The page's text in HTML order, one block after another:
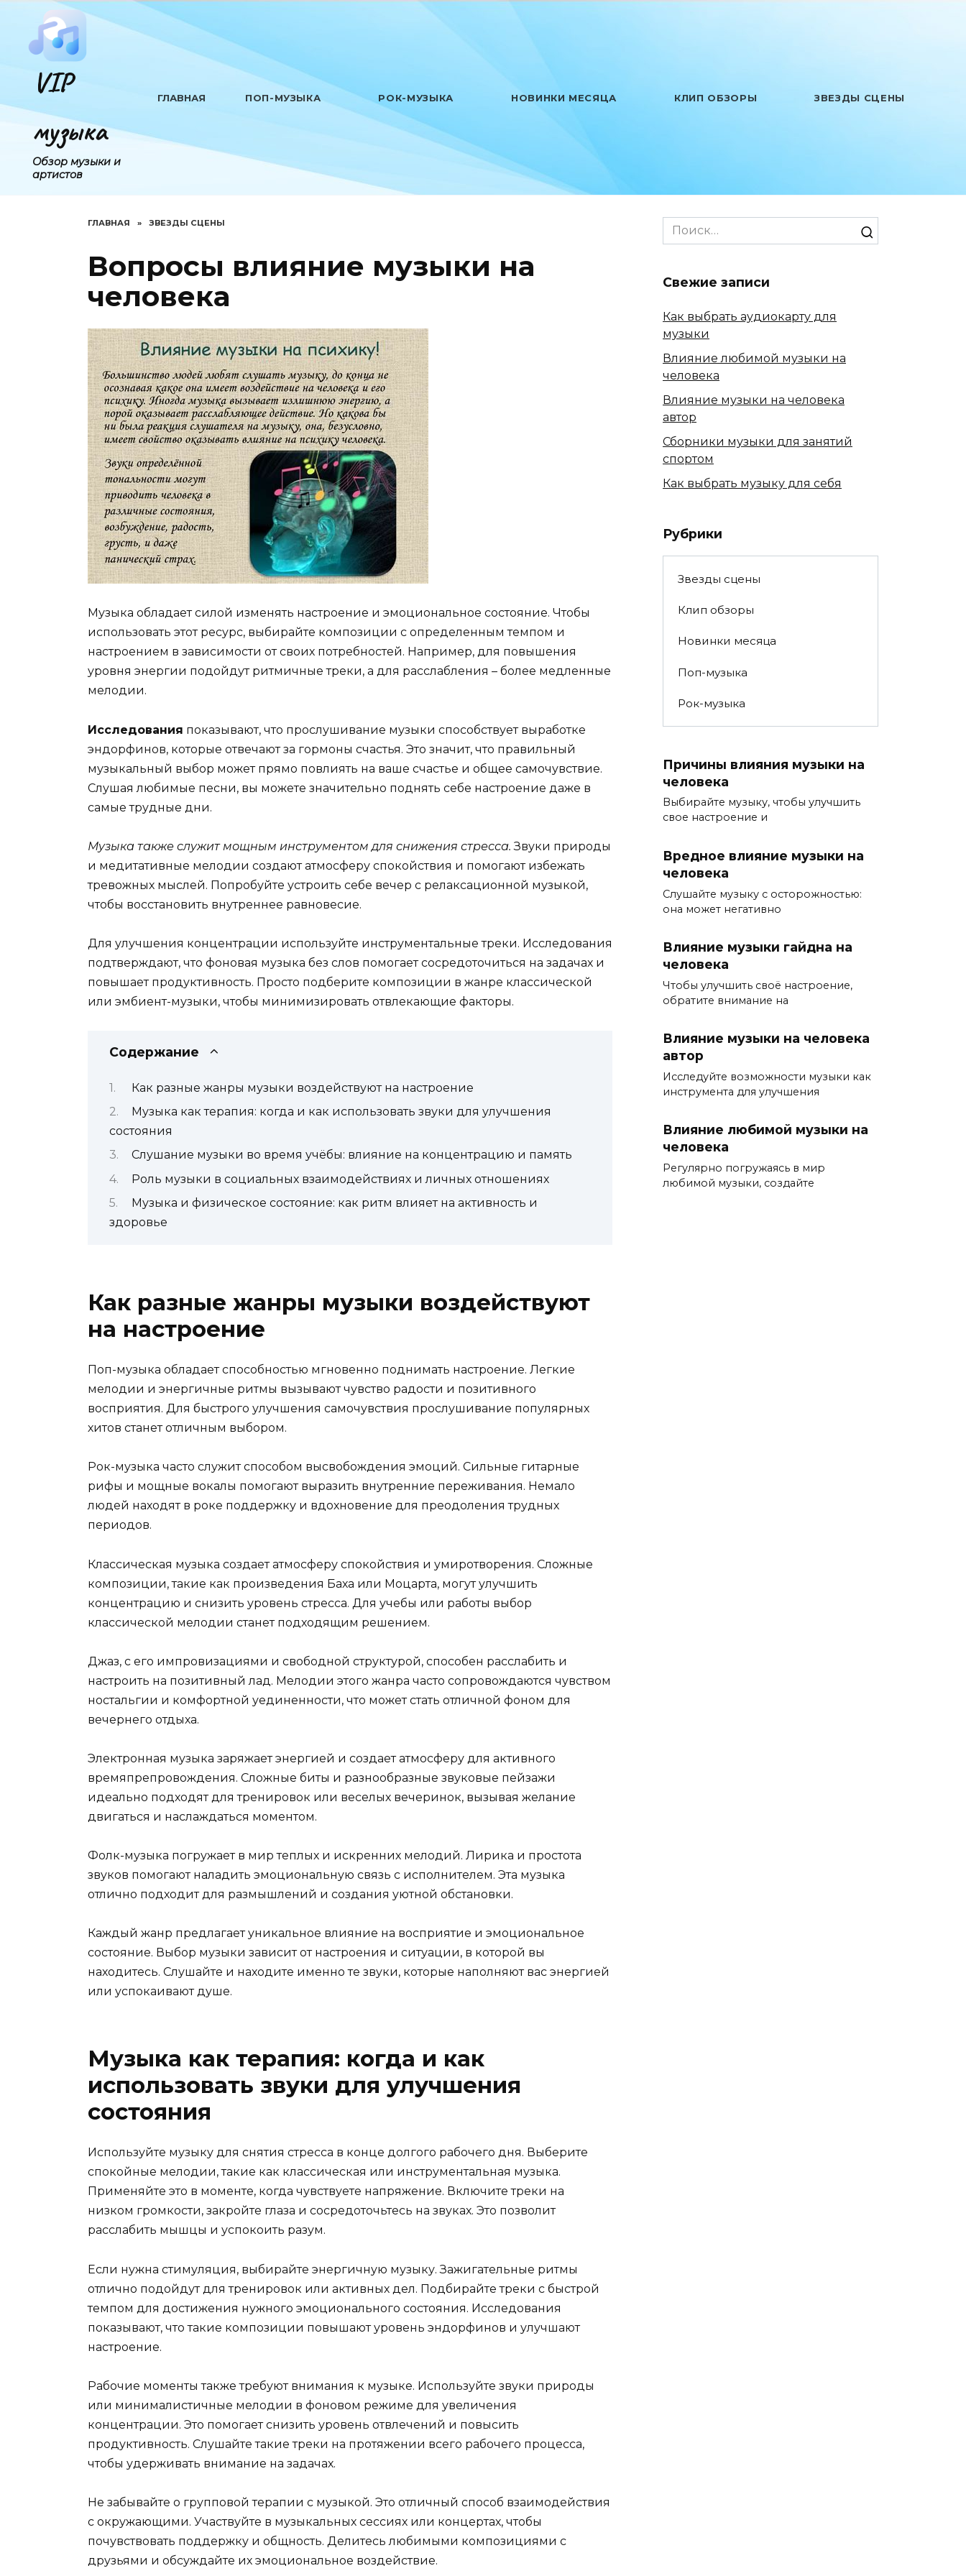
Перейти
содержанию
VIP
музыка
Обзор музыки и
артистов
ГЛАВНАЯ ПОП-МУЗЫКА РОК-МУЗЫКА НОВИНКИ МЕСЯЦА КЛИП ОБЗОРЫ ЗВЕЗДЫ СЦЕНЫ
ГЛАВНАЯ » ЗВЕЗДЫ СЦЕНЫ
Вопросы влияние музыки на
человека
Музыка обладает силой изменять настроение и эмоциональное состояние. Чтобы
использовать этот ресурс, выбирайте композиции с определенным темпом и
настроением в зависимости от своих потребностей. Например, для повышения
уровня энергии подойдут ритмичные треки, а для расслабления – более медленные
мелодии.
Исследования показывают, что прослушивание музыки способствует выработке
эндорфинов, которые отвечают за гормоны счастья. Это значит, что правильный
музыкальный выбор может прямо повлиять на ваше счастье и общее самочувствие.
Слушая любимые песни, вы можете значительно поднять себе настроение даже в
самые трудные дни.
Музыка также служит мощным инструментом для снижения стресса. Звуки природы
и медитативные мелодии создают атмосферу спокойствия и помогают избежать
тревожных мыслей. Попробуйте устроить себе вечер с релаксационной музыкой,
чтобы восстановить внутреннее равновесие.
Для улучшения концентрации используйте инструментальные треки. Исследования
подтверждают, что фоновая музыка без слов помогает сосредоточиться на задачах и
повышает продуктивность. Просто подберите композиции в жанре классической
или эмбиент-музыки, чтобы минимизировать отвлекающие факторы.
Содержание
Как разные жанры музыки воздействуют на настроение
Музыка как терапия: когда и как использовать звуки для улучшения
состояния
Слушание музыки во время учёбы: влияние на концентрацию и память
Роль музыки в социальных взаимодействиях и личных отношениях
Музыка и физическое состояние: как ритм влияет на активность и
здоровье
Как разные жанры музыки воздействуют
на настроение
Поп-музыка обладает способностью мгновенно поднимать настроение. Легкие
мелодии и энергичные ритмы вызывают чувство радости и позитивного
восприятия. Для быстрого улучшения самочувствия прослушивание популярных
хитов станет отличным выбором.
Рок-музыка часто служит способом высвобождения эмоций. Сильные гитарные
рифы и мощные вокалы помогают выразить внутренние переживания. Немало
людей находят в роке поддержку и вдохновение для преодоления трудных
периодов.
Классическая музыка создает атмосферу спокойствия и умиротворения. Сложные
композиции, такие как произведения Баха или Моцарта, могут улучшить
концентрацию и снизить уровень стресса. Для учебы или работы выбор
классической мелодии станет подходящим решением.
Джаз, с его импровизациями и свободной структурой, способен расслабить и
настроить на позитивный лад. Мелодии этого жанра часто сопровождаются чувством
ностальгии и комфортной уединенности, что может стать отличной фоном для
вечернего отдыха.
Электронная музыка заряжает энергией и создает атмосферу для активного
времяпрепровождения. Сложные биты и разнообразные звуковые пейзажи
идеально подходят для тренировок или веселых вечеринок, вызывая желание
двигаться и наслаждаться моментом.
Фолк-музыка погружает в мир теплых и искренних мелодий. Лирика и простота
звуков помогают наладить эмоциональную связь с исполнителем. Эта музыка
отлично подходит для размышлений и создания уютной обстановки.
Каждый жанр предлагает уникальное влияние на восприятие и эмоциональное
состояние. Выбор музыки зависит от настроения и ситуации, в которой вы
находитесь. Слушайте и находите именно те звуки, которые наполняют вас энергией
или успокаивают душе.
Музыка как терапия: когда и как
использовать звуки для улучшения
состояния
Используйте музыку для снятия стресса в конце долгого рабочего дня. Выберите
спокойные мелодии, такие как классическая или инструментальная музыка.
Применяйте это в моменте, когда чувствуете напряжение. Включите треки на
низком громкости, закройте глаза и сосредоточьтесь на звуках. Это позволит
расслабить мышцы и успокоить разум.
Если нужна стимуляция, выбирайте энергичную музыку. Зажигательные ритмы
отлично подойдут для тренировок или активных дел. Подбирайте треки с быстрой
темпом для достижения нужного эмоционального состояния. Исследования
показывают, что такие композиции повышают уровень эндорфинов и улучшают
настроение.
Рабочие моменты также требуют внимания к музыке. Используйте звуки природы
или минималистичные мелодии в фоновом режиме для увеличения
концентрации. Это помогает снизить уровень отвлечений и повысить
продуктивность. Слушайте такие треки на протяжении всего рабочего процесса,
чтобы удерживать внимание на задачах.
Не забывайте о групповой терапии с музыкой. Это отличный способ взаимодействия
с окружающими. Участвуйте в музыкальных сессиях или концертах, чтобы
почувствовать поддержку и общность. Делитесь любимыми композициями с
друзьями и обсуждайте их эмоциональное воздействие.
Search
for:
Свежие записи
Как выбрать аудиокарту для
музыки
Влияние любимой музыки на
человека
Влияние музыки на человека
автор
Сборники музыки для занятий
спортом
Как выбрать музыку для себя
Рубрики
Звезды сцены
Клип обзоры
Новинки месяца
Поп-музыка
Рок-музыка
Причины влияния музыки на
человека
Выбирайте музыку, чтобы улучшить
свое настроение и
Вредное влияние музыки на
человека
Слушайте музыку с осторожностью:
она может негативно
Влияние музыки гайдна на
человека
Чтобы улучшить своё настроение,
обратите внимание на
Влияние музыки на человека
автор
Исследуйте возможности музыки как
инструмента для улучшения
Влияние любимой музыки на
человека
Регулярно погружаясь в мир
любимой музыки, создайте